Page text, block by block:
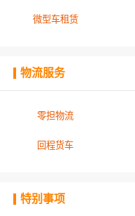
微型车租赁
物流服务
零担物流
回程货车
特别事项